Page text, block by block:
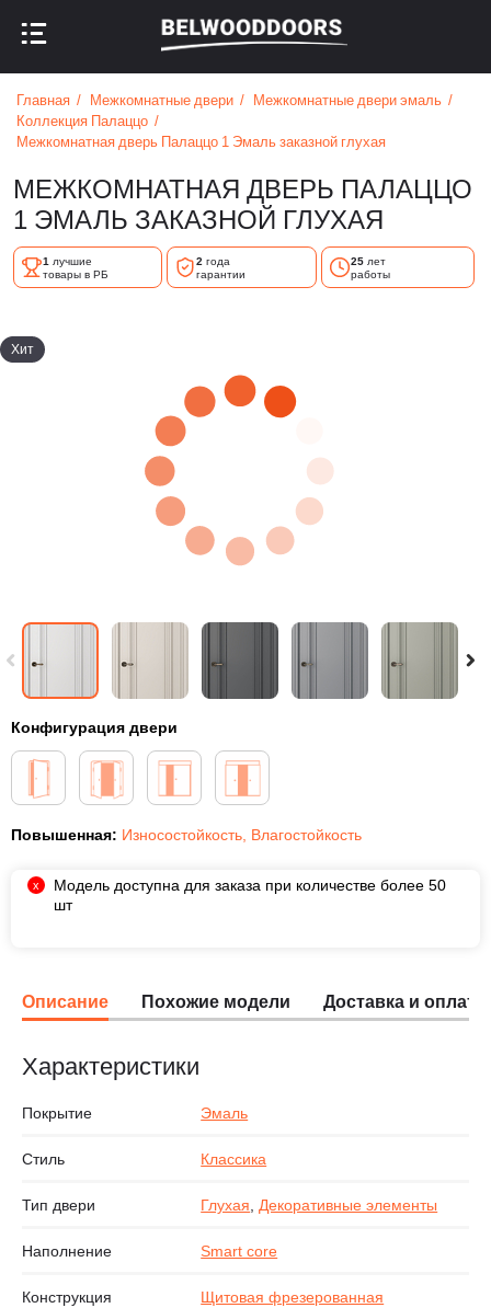
НАЗАД В МЕНЮ
НАЗАД В МЕНЮ
Главная Межкомнатные двери
Межкомнатные двери эмаль
Коллекция Палаццо
Межкомнатная дверь Палаццо 1 Эмаль заказной глухая
МЕЖКОМНАТНАЯ ДВЕРЬ ПАЛАЦЦО
1 ЭМАЛЬ ЗАКАЗНОЙ ГЛУХАЯ
1 лучшие
товары в РБ
2 года
гарантии
25лет
работы
Хит
Конфигурация двери
Повышенная: Износостойкость, Влагостойкость
Модель доступна для заказа при количестве более 50
шт
Описание Похожие модели Доставка и оплата
Характеристики
Покрытие Эмаль
Стиль Классика
Тип двери Глухая,Декоративные элементы
Наполнение Smart core
Конструкция Щитовая фрезерованная